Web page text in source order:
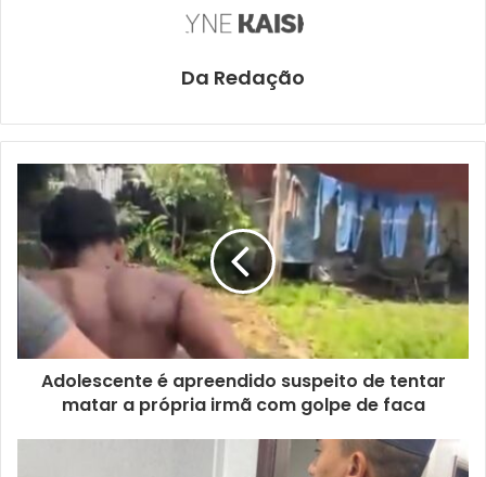
Da Redação
Adolescente é apreendido suspeito de tentar
matar a própria irmã com golpe de faca